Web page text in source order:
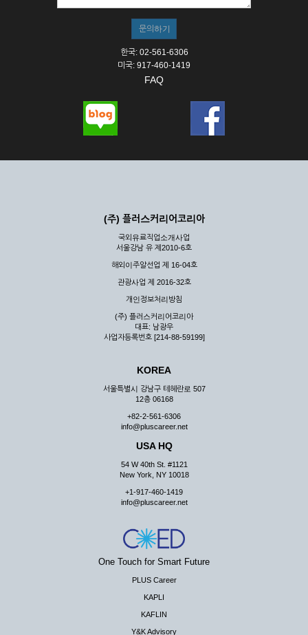
한국: 02-561-6306
미국: 917-460-1419
FAQ
(주) 플러스커리어코리아
국외유료직업소개사업
서울강남 유 제2010-6호
해외이주알선업 제 16-04호
관광사업 제 2016-32호
개인정보처리방침
(주) 플러스커리어코리아
대표: 남광우
사업자등록번호 [214-88-59199]
KOREA
서울특별시 강남구 테헤란로 507
12층 06168
+82-2-561-6306
info@pluscareer.net
USA HQ
54 W 40th St. #1121
New York, NY 10018
+1-917-460-1419
info@pluscareer.net
One Touch for Smart Future
PLUS Career
KAPLI
KAFLIN
Y&K Advisory